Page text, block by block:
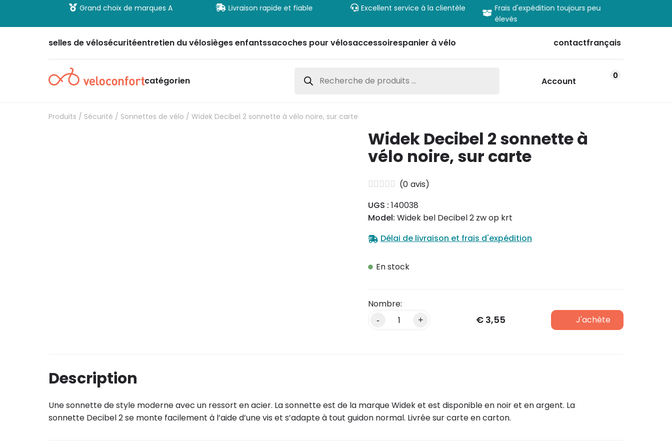
Grand choix de marques A Livraison rapide et fiable Excellent service à la clientèle
Frais d'expédition toujours peu
élevés
selles de vélosécuritéentretien du vélosièges enfantssacoches pour vélosaccessoirespanier à vélo contactfrançais
catégorien
produits Account 0
Produits / Sécurité / Sonnettes de vélo / Widek Decibel 2 sonnette à vélo noire, sur carte
Widek Decibel 2 sonnette à
vélo noire, sur carte
(0 avis)
UGS : 140038
Model: Widek bel Decibel 2 zw op krt
Délai de livraison et frais d'expédition
En stock
- + €3,55 J'achète
Description
Une sonnette de style moderne avec un ressort en acier. La sonnette est de la marque Widek et est disponible en noir et en argent. La
sonnette Decibel 2 se monte facilement à l’aide d’une vis et s’adapte à tout guidon normal. Livrée sur carte en carton.